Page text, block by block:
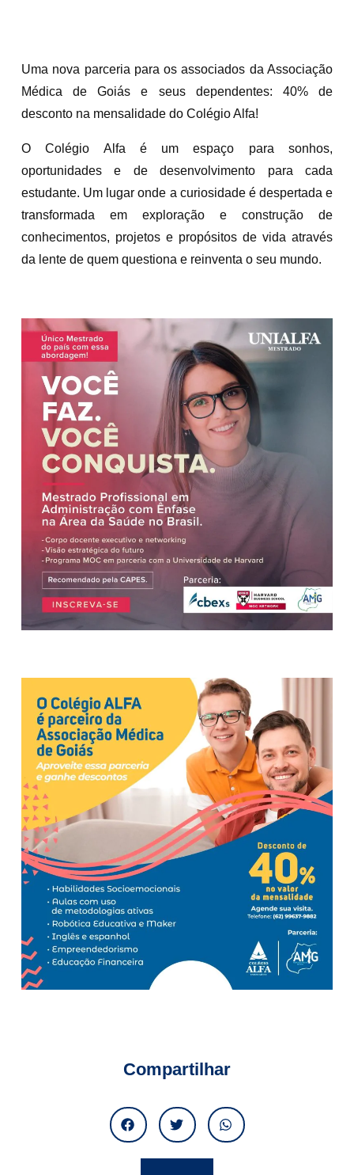
Uma nova parceria para os associados da Associação
Médica de Goiás e seus dependentes: 40% de
desconto na mensalidade do Colégio Alfa!
O Colégio Alfa é um espaço para sonhos,
oportunidades e de desenvolvimento para cada
estudante. Um lugar onde a curiosidade é despertada e
transformada em exploração e construção de
conhecimentos, projetos e propósitos de vida através
da lente de quem questiona e reinventa o seu mundo.
Compartilhar